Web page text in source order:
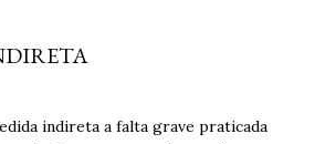
indireta a falta grave praticada